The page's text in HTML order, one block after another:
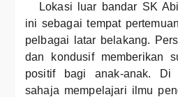
Lokasi luar bandar SK
ini sebagai tempat
pelbagai latar belakang.
dan kondusif memberikan
positif bagi anak-anak. Di
sahaja mempelajari ilmu